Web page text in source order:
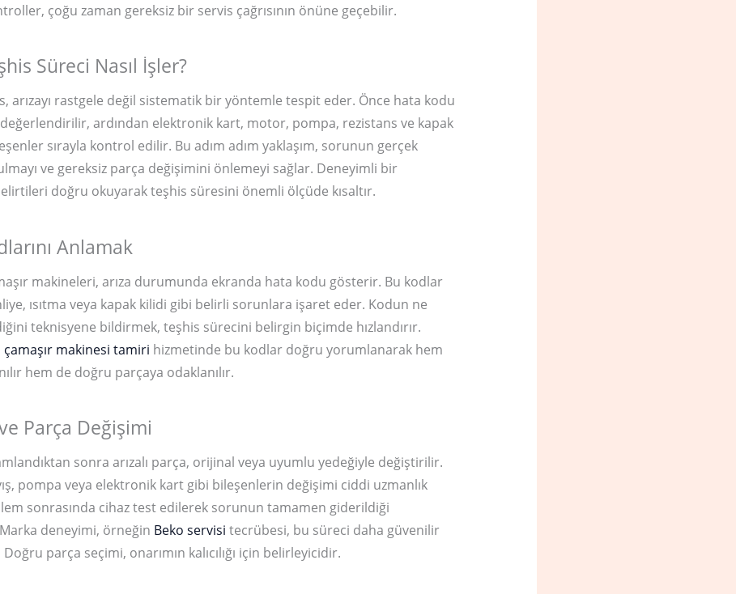
çoğu zaman gereksiz bir servis çağrısının önüne geçebilir.
Süreci Nasıl İşler?
arızayı rastgele değil sistematik bir yöntemle tespit eder. Önce hata kodu
ardından elektronik kart, motor, pompa, rezistans ve kapak
sırayla kontrol edilir. Bu adım adım yaklaşım, sorunun gerçek
ve gereksiz parça değişimini önlemeyi sağlar. Deneyimli bir
doğru okuyarak teşhis süresini önemli ölçüde kısaltır.
Anlamak
makineleri, arıza durumunda ekranda hata kodu gösterir. Bu kodlar
ısıtma veya kapak kilidi gibi belirli sorunlara işaret eder. Kodun ne
teknisyene bildirmek, teşhis sürecini belirgin biçimde hızlandırır.
çamaşır makinesi tamiri hizmetinde bu kodlar doğru yorumlanarak hem
hem de doğru parçaya odaklanılır.
Parça Değişimi
sonra arızalı parça, orijinal veya uyumlu yedeğiyle değiştirilir.
pompa veya elektronik kart gibi bileşenlerin değişimi ciddi uzmanlık
sonrasında cihaz test edilerek sorunun tamamen giderildiği
deneyimi, örneğin Beko servisi tecrübesi, bu süreci daha güvenilir
Doğru parça seçimi, onarımın kalıcılığı için belirleyicidir.